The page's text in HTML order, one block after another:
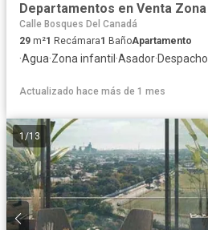
Calle Bosques Del Canadá
29 m²1 Recámara1 BañoApartamento
·Agua·Zona infantil ·Asador·Despacho
Actualizado hace más de 1 mes
1/13